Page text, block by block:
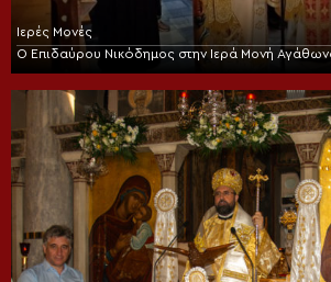
Ιερές Μονές
Ο Επιδαύρου Νικόδημος στην Ιερά Μονή